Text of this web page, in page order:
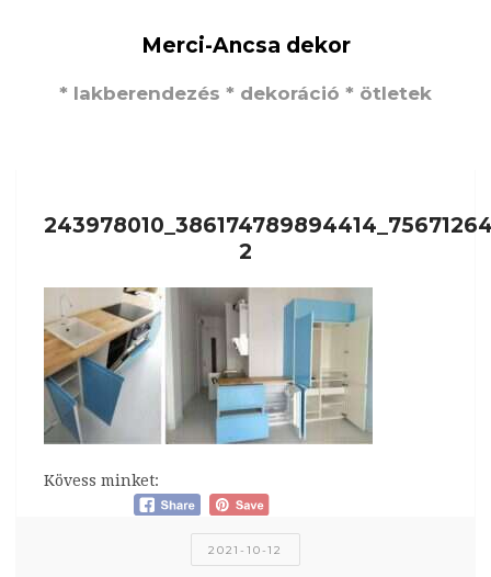
Merci-Ancsa dekor
* lakberendezés * dekoráció * ötletek
2
Kövess minket:
2021-10-12